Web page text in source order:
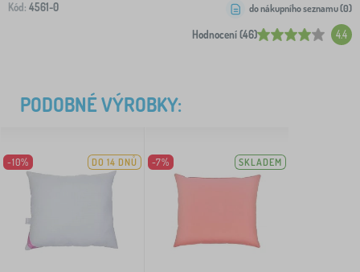
Kód: 4561-0
Hodnocení (46) 4.4
do nákupního seznamu (0)
PODOBNÉ VÝROBKY:
-10% DO 14 DNŮ -7% SKLADEM